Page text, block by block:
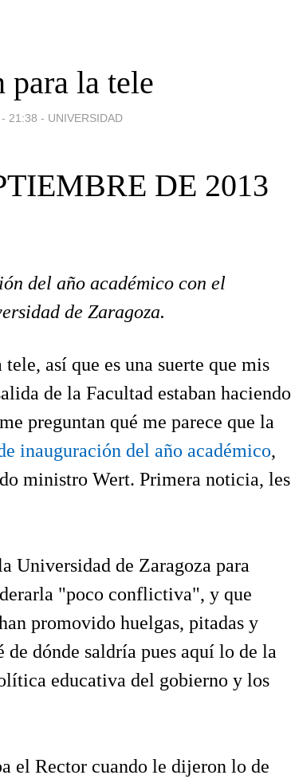
la tele
21:38 - UNIVERSIDAD
DE 2013
del año académico con el
de Zaragoza.
así que es una suerte que mis
de la Facultad estaban haciendo
preguntan qué me parece que la
inauguración del año académico,
ministro Wert. Primera noticia, les
Universidad de Zaragoza para
"poco conflictiva", y que
promovido huelgas, pitadas y
dónde saldría pues aquí lo de la
educativa del gobierno y los
el Rector cuando le dijeron lo de